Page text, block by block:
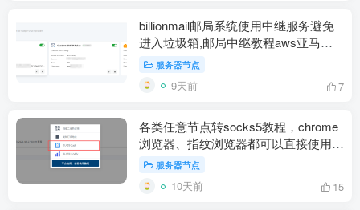
billionmail邮局系统使用中继服务避免
进入垃圾箱,邮局中继教程aws亚马逊
云设置resend免费中继
服务器节点
9天前 7
各类任意节点转socks5教程，chrome
浏览器、指纹浏览器都可以直接使用每
个窗口一个独立海外原生IP
服务器节点
10天前 15